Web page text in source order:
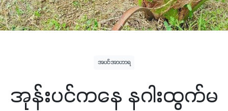
အပင်အာဟာရ
အုန်းပင်ကနေ နဂါးထွက်မ